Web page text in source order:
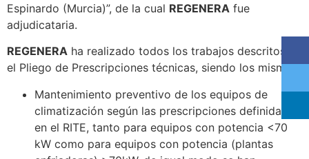
Espinardo (Murcia)”, de la cual REGENERA fue
adjudicataria.
REGENERA ha realizado todos los trabajos descritos en
el Pliego de Prescripciones técnicas, siendo los mismos:
Mantenimiento preventivo de los equipos de
climatización según las prescripciones definidas
en el RITE, tanto para equipos con potencia <70
kW como para equipos con potencia (plantas